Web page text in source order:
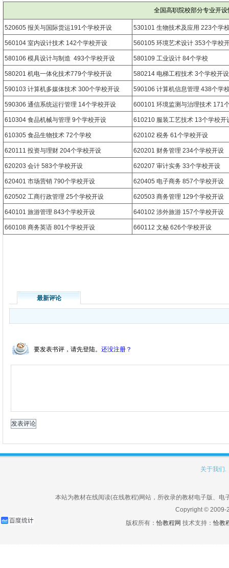
全国高职院校部分专业开设
520605 报关与国际货运191个学校开设 530101 生物技术及应用 223个学
560104 室内设计技术 142个学校开设 560105 环境艺术设计 353个学校
580106 模具设计与制造 493个学校开设 580109 工业设计 84个学校
580201 机电一体化技术779个学校开设 580214 电梯工程技术 3个学校开设
590103 计算机多媒体技术 300个学校开设 590106 计算机信息管理 438个学
590306 通信系统运行管理 14个学校开设 600101 环境监测与治理技术 171
610304 食品机械与管理 9个学校开设 610210 服装工艺技术 13个学校开
610305 食品生物技术 72个学校 620102 税务 61个学校开设
620111 投资与理财 204个学校开设 620201 财务管理 234个学校开设
620203 会计 583个学校开设 620207 审计实务 33个学校开设
620401 市场营销 790个学校开设 620405 电子商务 857个学校开设
620502 工商行政管理 25个学校开设 620503 商务管理 129个学校开设
640101 旅游管理 843个学校开设 640102 涉外旅游 157个学校开设
660108 商务英语 801个学校开设 660112 文秘 626个学校开设
最新评论
要发表书评，请先登陆。 还没注册？
关于我们.
本站为教材在线阅读(在线教程)网站，所收录的教材电子版、
Copyright © 2009-
版权所有：恰教程网 技术支持：恰教